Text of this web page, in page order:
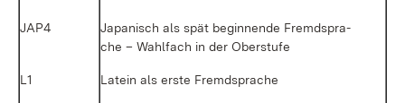
JAP4
Ja­pa­nisch als spät be­gin­nen­de Fremd­spra­
che – Wahl­fach in der Ober­stu­fe
L1 La­tein als ers­te Fremd­spra­che